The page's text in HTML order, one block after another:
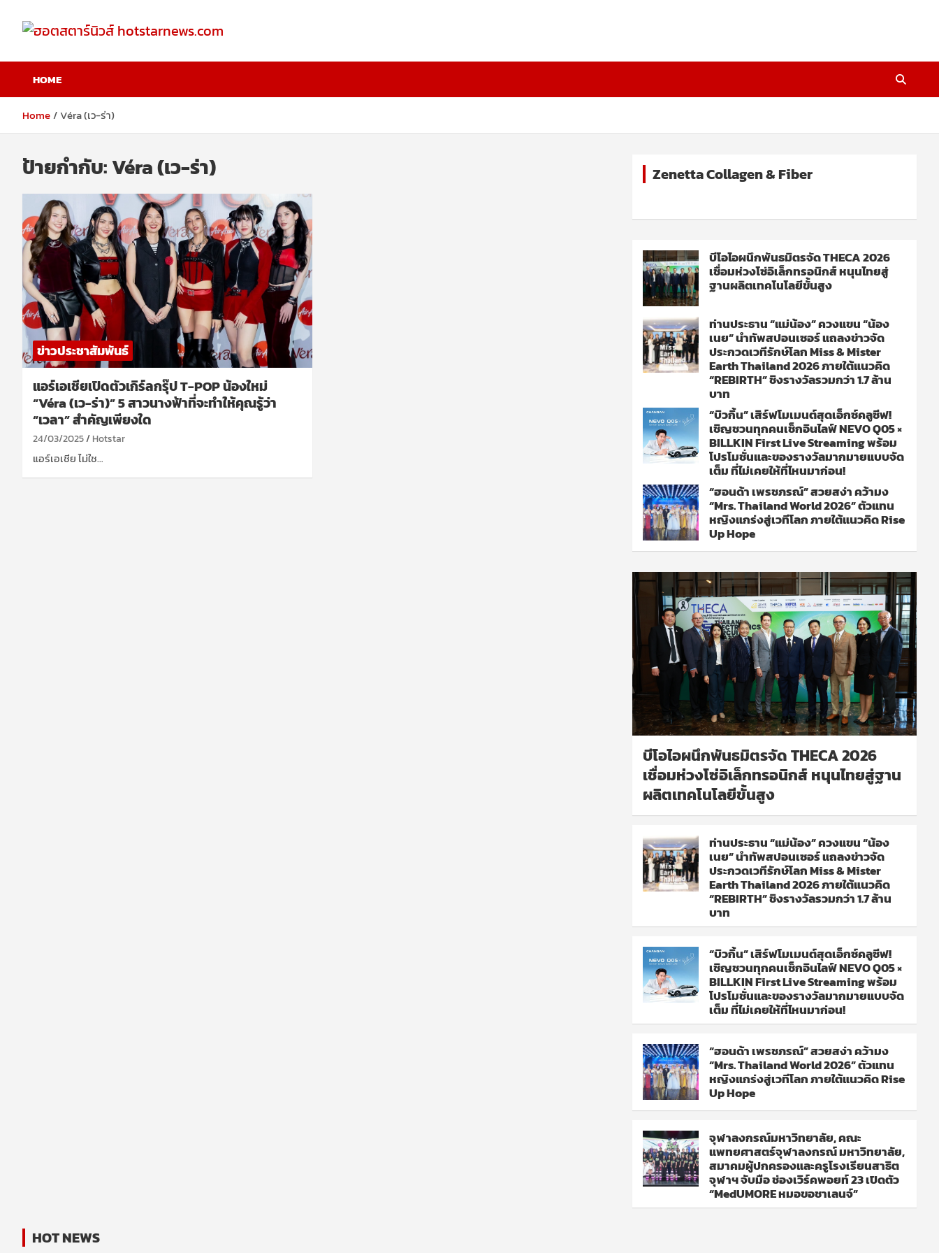
content
ฮอตสตาร์นิวส์
hotstarnews.com
HOME
Home Véra (เว-ร่า)
ป้ายกำกับ:Véra (เว-ร่า)
ข่าวประชาสัมพันธ์
แอร์เอเชียเปิดตัวเกิร์ลกรุ๊ป T-POP น้องใหม่
“Véra (เว-ร่า)” 5 สาวนางฟ้าที่จะทำให้คุณรู้ว่า
“เวลา” สำคัญเพียงใด
24/03/2025 Hotstar
แอร์เอเชีย ไม่ใช…
Zenetta Collagen & Fiber
บีโอไอผนึกพันธมิตรจัด THECA 2026
เชื่อมห่วงโซ่อิเล็กทรอนิกส์ หนุนไทยสู่
ฐานผลิตเทคโนโลยีขั้นสูง
ท่านประธาน “แม่น้อง” ควงแขน “น้อง
เนย” นำทัพสปอนเซอร์ แถลงข่าวจัด
ประกวดเวทีรักษ์โลก Miss & Mister
Earth Thailand 2026 ภายใต้แนวคิด
“REBIRTH” ชิงรางวัลรวมกว่า 1.7 ล้าน
บาท
“บิวกิ้น” เสิร์ฟโมเมนต์สุดเอ็กซ์คลูซีฟ!
เชิญชวนทุกคนเช็กอินไลฟ์ NEVO Q05 ×
BILLKIN First Live Streaming พร้อม
โปรโมชั่นและของรางวัลมากมายแบบจัด
เต็ม ที่ไม่เคยให้ที่ไหนมาก่อน!
“ฮอนด้า เพรชภรณ์” สวยสง่า คว้ามง
“Mrs. Thailand World 2026” ตัวแทน
หญิงแกร่งสู่เวทีโลก ภายใต้แนวคิด Rise
Up Hope
บีโอไอผนึกพันธมิตรจัด THECA 2026
เชื่อมห่วงโซ่อิเล็กทรอนิกส์ หนุนไทยสู่ฐาน
ผลิตเทคโนโลยีขั้นสูง
ท่านประธาน “แม่น้อง” ควงแขน “น้อง
เนย” นำทัพสปอนเซอร์ แถลงข่าวจัด
ประกวดเวทีรักษ์โลก Miss & Mister
Earth Thailand 2026 ภายใต้แนวคิด
“REBIRTH” ชิงรางวัลรวมกว่า 1.7 ล้าน
บาท
“บิวกิ้น” เสิร์ฟโมเมนต์สุดเอ็กซ์คลูซีฟ!
เชิญชวนทุกคนเช็กอินไลฟ์ NEVO Q05 ×
BILLKIN First Live Streaming พร้อม
โปรโมชั่นและของรางวัลมากมายแบบจัด
เต็ม ที่ไม่เคยให้ที่ไหนมาก่อน!
“ฮอนด้า เพรชภรณ์” สวยสง่า คว้ามง
“Mrs. Thailand World 2026” ตัวแทน
หญิงแกร่งสู่เวทีโลก ภายใต้แนวคิด Rise
Up Hope
จุฬาลงกรณ์มหาวิทยาลัย, คณะ
แพทยศาสตร์จุฬาลงกรณ์ มหาวิทยาลัย,
สมาคมผู้ปกครองและครูโรงเรียนสาธิต
จุฬาฯ จับมือ ช่องเวิร์คพอยท์ 23 เปิดตัว
“MedUMORE หมอขอชาเลนจ์”
HOT NEWS